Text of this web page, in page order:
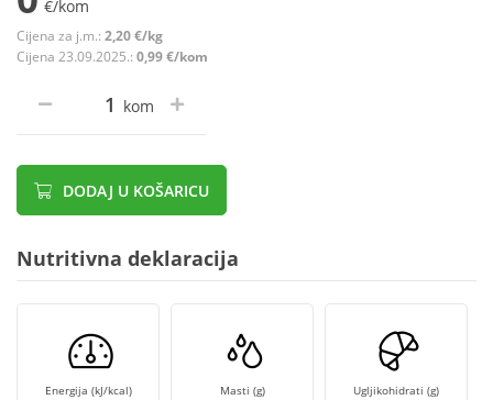
€/kom
Cijena za j.m.: 2,20 €/kg
Cijena 23.09.2025.: 0,99 €/kom
kom
DODAJ U KOŠARICU
Nutritivna deklaracija
Energija (kJ/kcal) Masti (g) Ugljikohidrati (g)